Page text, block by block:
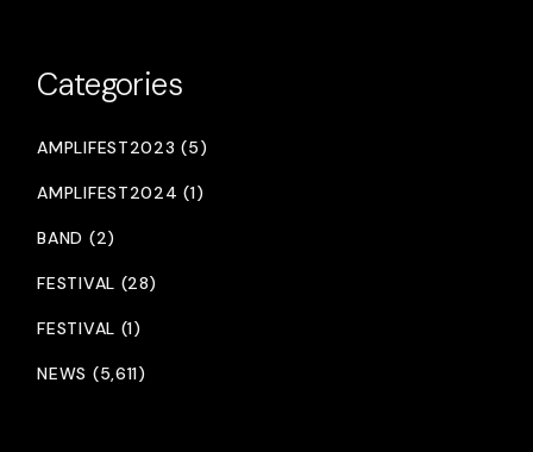
Categories
AMPLIFEST2023 (5)
AMPLIFEST2024 (1)
BAND (2)
FESTIVAL (28)
FESTIVAL (1)
NEWS (5,611)